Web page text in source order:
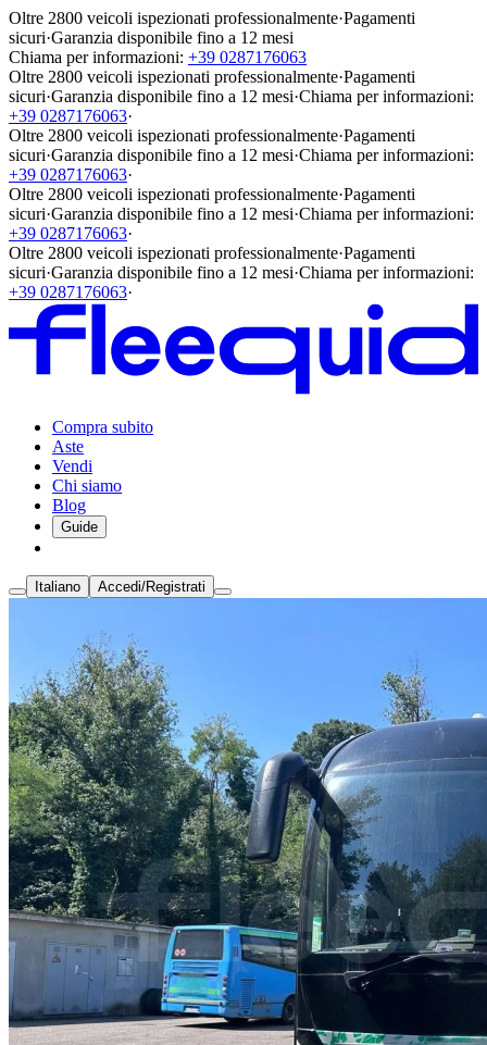
Oltre 2800 veicoli ispezionati professionalmente·Pagamenti
sicuri·Garanzia disponibile fino a 12 mesi
Chiama per informazioni: +39 0287176063
Oltre 2800 veicoli ispezionati professionalmente·Pagamenti
sicuri·Garanzia disponibile fino a 12 mesi·Chiama per informazioni:
+39 0287176063·
Oltre 2800 veicoli ispezionati professionalmente·Pagamenti
sicuri·Garanzia disponibile fino a 12 mesi·Chiama per informazioni:
+39 0287176063·
Oltre 2800 veicoli ispezionati professionalmente·Pagamenti
sicuri·Garanzia disponibile fino a 12 mesi·Chiama per informazioni:
+39 0287176063·
Oltre 2800 veicoli ispezionati professionalmente·Pagamenti
sicuri·Garanzia disponibile fino a 12 mesi·Chiama per informazioni:
+39 0287176063·
Compra subito
Aste
Vendi
Chi siamo
Blog
Guide
Italiano Accedi/Registrati